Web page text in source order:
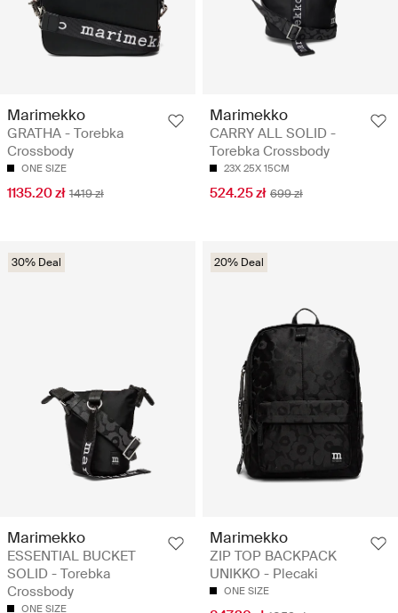
Marimekko
GRATHA - Torebka
Crossbody
ONE SIZE
1135.20 zł 1419 zł
Marimekko
CARRY ALL SOLID -
Torebka Crossbody
23X 25X 15CM
524.25 zł 699 zł
30% Deal
Marimekko
ESSENTIAL BUCKET
SOLID - Torebka
Crossbody
ONE SIZE
20% Deal
Marimekko
ZIP TOP BACKPACK
UNIKKO - Plecaki
ONE SIZE